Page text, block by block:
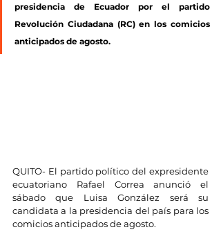
presidencia de Ecuador por el partido
Revolución Ciudadana (RC) en los comicios
anticipados de agosto.
QUITO- El partido político del expresidente
ecuatoriano Rafael Correa anunció el
sábado que Luisa González será su
candidata a la presidencia del país para los
comicios anticipados de agosto.